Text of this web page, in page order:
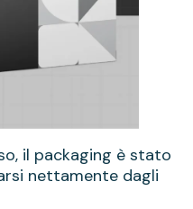
il packaging è stato
nettamente dagli